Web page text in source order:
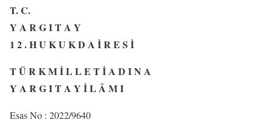
T. C.
Y A R G I T A Y
1 2 . H U K U K D A İ R E S İ
T Ü R K M İ L L E T İ A D I N A
Y A R G I T A Y İ L Â M I
Esas No : 2022/9640